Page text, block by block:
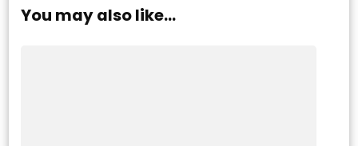
You may also like...